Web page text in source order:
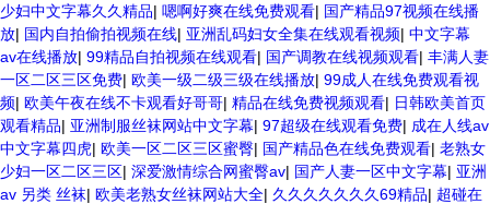
少妇中文字幕久久精品| 嗯啊好爽在线免费观看| 国产精品97视频在线播
放| 国内自拍偷拍视频在线| 亚洲乱码妇女全集在线观看视频| 中文字幕
av在线播放| 99精品自拍视频在线观看| 国产调教在线视频观看| 丰满人妻
一区二区三区免费| 欧美一级二级三级在线播放| 99成人在线免费观看视
频| 欧美午夜在线不卡观看好哥哥| 精品在线免费视频观看| 日韩欧美首页
观看精品| 亚洲制服丝袜网站中文字幕| 97超级在线观看免费| 成在人线av
中文字幕四虎| 欧美一区二区三区蜜臀| 国产精品色在线免费观看| 老熟女
少妇一区二区三区| 深爱激情综合网蜜臀av| 国产人妻一区中文字幕| 亚洲
av 另类 丝袜| 欧美老熟女丝袜网站大全| 久久久久久久久69精品| 超碰在